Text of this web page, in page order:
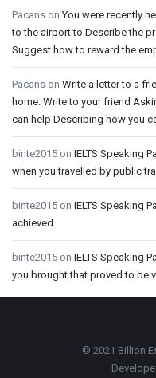
Pacans onYou were recently
to the airport to Describe the
Suggest how to reward the
Pacans on Write a letter to a
home. Write to your friend
can help Describing how you
binte2015 on IELTS Speaking
when you travelled by public
binte2015 on IELTS Speaking
achieved.
binte2015 on IELTS Speaking
you brought that proved to be
© 2021 Billion